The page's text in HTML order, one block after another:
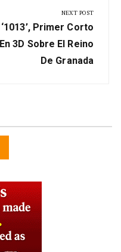
NEXT POST
Next
Post:
‘1013’, Primer Corto
En 3D Sobre El Reino
De Granada